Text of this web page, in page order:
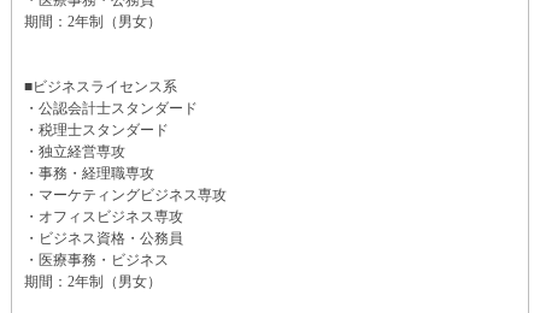
期間：2年制（男女）
■ビジネスライセンス系
・公認会計士スタンダード
・税理士スタンダード
・独立経営専攻
・事務・経理職専攻
・マーケティングビジネス専攻
・オフィスビジネス専攻
・ビジネス資格・公務員
・医療事務・ビジネス
期間：2年制（男女）